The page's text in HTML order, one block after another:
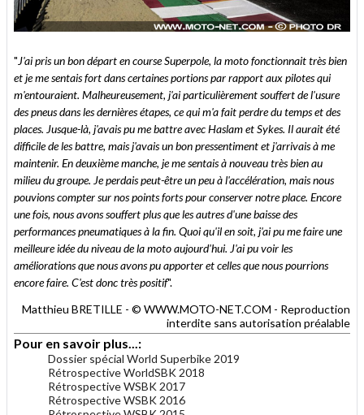
"J'ai pris un bon départ en course Superpole, la moto fonctionnait très bien
et je me sentais fort dans certaines portions par rapport aux pilotes qui
m'entouraient. Malheureusement, j'ai particulièrement souffert de l'usure
des pneus dans les dernières étapes, ce qui m'a fait perdre du temps et des
places. Jusque-là, j'avais pu me battre avec Haslam et Sykes. Il aurait été
difficile de les battre, mais j'avais un bon pressentiment et j'arrivais à me
maintenir. En deuxième manche, je me sentais à nouveau très bien au
milieu du groupe. Je perdais peut-être un peu à l'accélération, mais nous
pouvions compter sur nos points forts pour conserver notre place. Encore
une fois, nous avons souffert plus que les autres d'une baisse des
performances pneumatiques à la fin. Quoi qu'il en soit, j'ai pu me faire une
meilleure idée du niveau de la moto aujourd'hui. J'ai pu voir les
améliorations que nous avons pu apporter et celles que nous pourrions
encore faire. C'est donc très positif".
Matthieu BRETILLE - © WWW.MOTO-NET.COM - Reproduction
interdite sans autorisation préalable
Pour en savoir plus...:
Dossier spécial World Superbike 2019
Rétrospective WorldSBK 2018
Rétrospective WSBK 2017
Rétrospective WSBK 2016